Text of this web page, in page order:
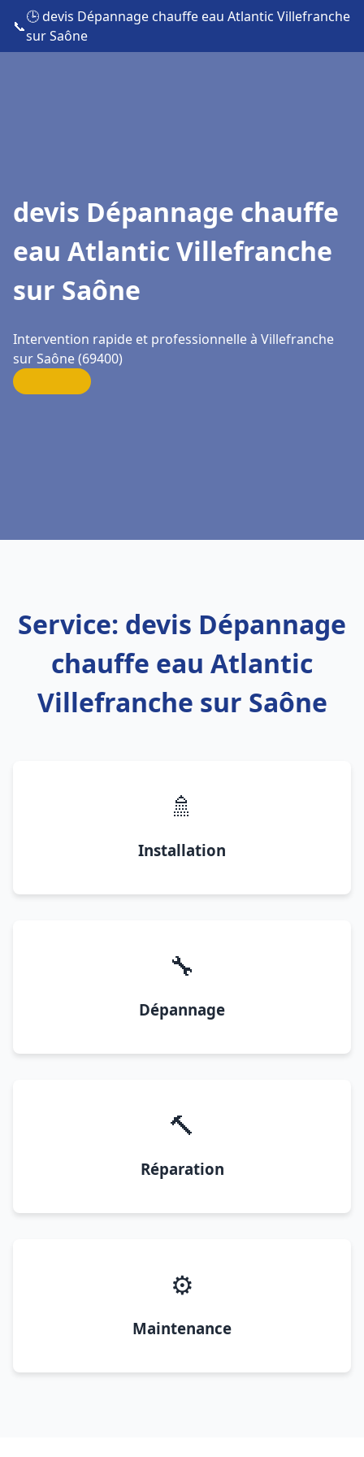
📞
🕒 devis Dépannage chauffe eau Atlantic Villefranche
sur Saône
devis Dépannage chauffe
eau Atlantic Villefranche
sur Saône
Intervention rapide et professionnelle à Villefranche
sur Saône (69400)
Service: devis Dépannage
chauffe eau Atlantic
Villefranche sur Saône
🚿
Installation
🔧
Dépannage
🔨
Réparation
⚙️
Maintenance